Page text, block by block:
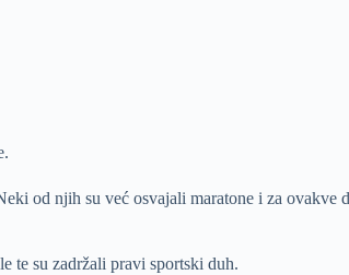
od njih su već osvajali maratone i za ovakve
te su zadržali pravi sportski duh.